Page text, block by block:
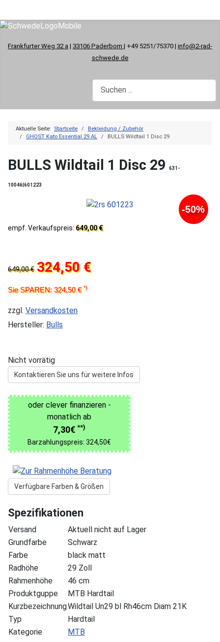
Frankfurter Weg 32 a | 33106 Paderborn | +49 5251/75370 | info@2-rad-
schwede.de
Aktuelle Seite: Startseite
Bekleidung / Zubehör
GHOST Kato Essential 29 AL
BULLS Wildtail 1 Disc 29
BULLS Wildtail 1 Disc 29 631-
10046|601223
-50%
empf. Verkaufspreis: 649,00 €
649,00 € 324,50 €
Sie SPAREN: 324,50 €*)
zzgl. Versandkosten
Hersteller: Bulls
Nicht vorrätig
Kontaktieren Sie uns für weitere Infos
oder clever finanzieren -
monatlich ab
7,30€ **)
Barzahlungspreis: 324,50€
Verfügbare Farben & Größen
Spezifikationen
Versand
Aktuell nicht auf Lager
Grundfarbe
Schwarz
Farbe
black matt
Radhöhe
29 Zoll
Rahmenhöhe
46 cm
Produktguppe
MTB Hardtail
KurzbezeichnungWildtail Un29 bl Rh46cm Diam 21K
Typ
Hardtail
Kategorie
MTB